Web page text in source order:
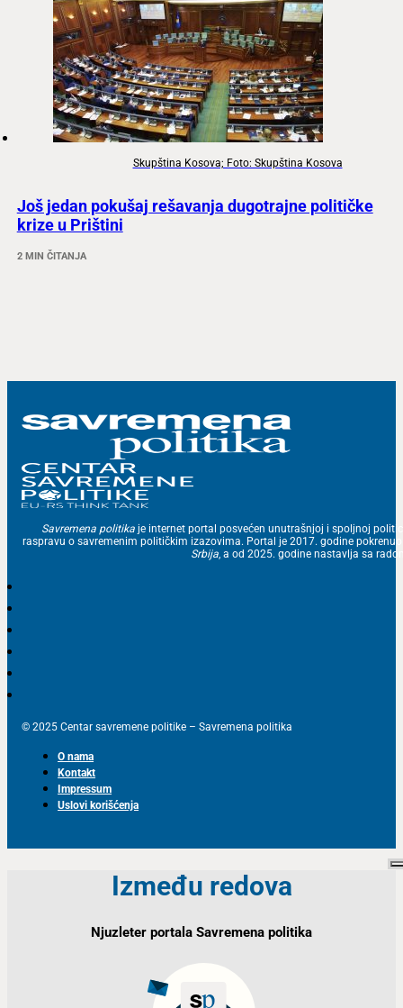
Skupština Kosova; Foto: Skupština Kosova
Još jedan pokušaj rešavanja dugotrajne političke
krize u Prištini
2 MIN ČITANJA
Savremena politika je internet portal posvećen unutrašnjoj i spoljnoj
raspravu o savremenim političkim izazovima. Portal je 2017. godine
Srbija , a od 2025. godine nastavlja sa
© 2025 Centar savremene politike – Savremena politika
O nama
Kontakt
Impressum
Uslovi korišćenja
Između redova
Njuzleter portala Savremena politika